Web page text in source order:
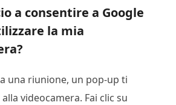
a consentire a Google
la mia
una riunione, un pop-up ti
videocamera. Fai clic su